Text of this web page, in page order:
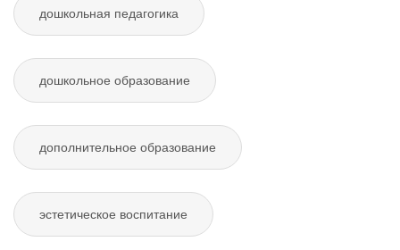
дошкольная педагогика
дошкольное образование
дополнительное образование
эстетическое воспитание